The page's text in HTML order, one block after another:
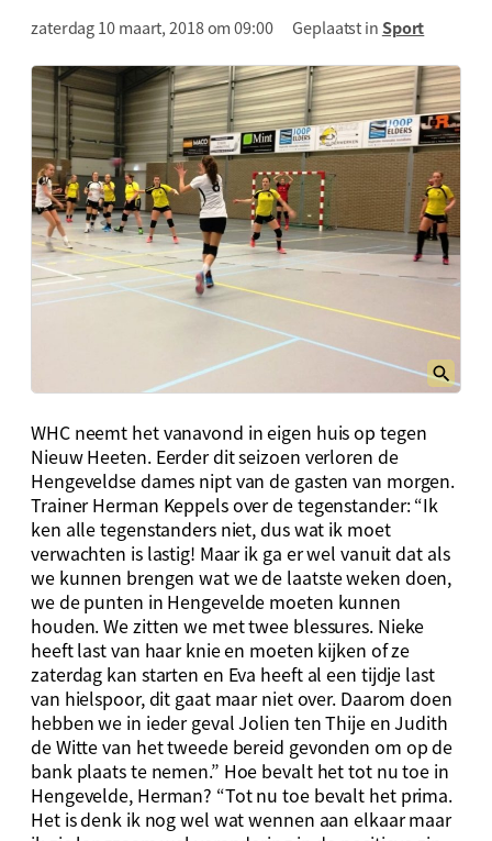
zaterdag 10 maart, 2018 om 09:00 Geplaatst inSport
WHC neemt het vanavond in eigen huis op tegen
Nieuw Heeten. Eerder dit seizoen verloren de
Hengeveldse dames nipt van de gasten van morgen.
Trainer Herman Keppels over de tegenstander: “Ik
ken alle tegenstanders niet, dus wat ik moet
verwachten is lastig! Maar ik ga er wel vanuit dat als
we kunnen brengen wat we de laatste weken doen,
we de punten in Hengevelde moeten kunnen
houden. We zitten we met twee blessures. Nieke
heeft last van haar knie en moeten kijken of ze
zaterdag kan starten en Eva heeft al een tijdje last
van hielspoor, dit gaat maar niet over. Daarom doen
hebben we in ieder geval Jolien ten Thije en Judith
de Witte van het tweede bereid gevonden om op de
bank plaats te nemen.” Hoe bevalt het tot nu toe in
Hengevelde, Herman? “Tot nu toe bevalt het prima.
Het is denk ik nog wel wat wennen aan elkaar maar